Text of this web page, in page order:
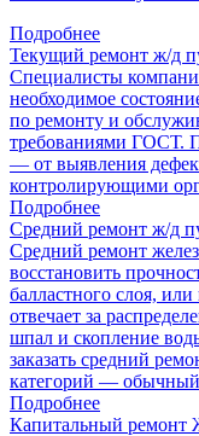
Подробнее
Текущий ремонт ж/д
Специалисты
необходимое
по ремонту и
требованиями ГОСТ.
— от выявления
контролирующими
Подробнее
Средний ремонт ж/д
Средний ремонт
восстановить
балластного слоя,
отвечает за
шпал и скопление
заказать средний
категорий —
Подробнее
Капитальный ремонт